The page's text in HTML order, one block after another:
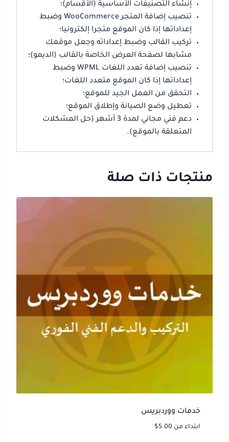
إنشاء التصنيفات الأساسية (الأقسام)؛
تنصيب إضافة المتجر WooCommerce وضبط
إعداداتها إذا كان الموقع متجرا إلكترونيا؛
تركيب القالب وضبط إعداداته وجعل موقعك
مشابها لصفحة العرض الخاصة بالقالب (الديمو)؛
تنصيب إضافة تعدد اللغات WPML وضبط
إعداداتها إذا كان الموقع متعدد اللغات؛
التحقق من العمل الجيد للموقع؛
تعطيل وضع الصيانة وإطلاق الموقع؛
دعم فني مجاني لمدة 3 أشهر (حل المشكلات
المتعلقة بالموقع).
منتجات ذات صلة
خدمات ووردبريس
ابتداء من $5.00